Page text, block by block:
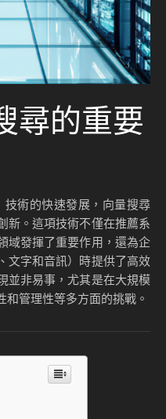
尋的重要
術的快速發展，向量搜尋
新。這項技術不僅在推薦系
域發揮了重要作用，還為企
文字和音訊）時提供了高效
並非易事，尤其是在大規模
管理性等多方面的挑戰。